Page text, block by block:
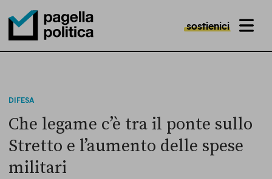
Pagella Politica Logo
sostienici MENU
DIFESA
Che legame c’è tra il ponte sullo
Stretto e l’aumento delle spese
militari